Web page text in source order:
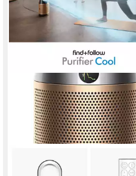
Luftreiniger Dyson Find+Follow